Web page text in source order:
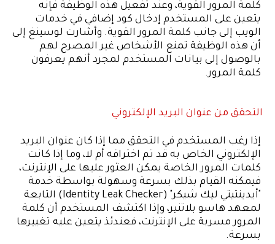
كلمة المرور القوية، وعند تفعيل هذه الوظيفة فإنه
يتعين على المستخدم إدخال كود إضافي في خدمات
الويب إلى جانب كلمة المرور القوية. وأشارت لوسينغ إلى
أن هذه الوظيفة تمنع الأشخاص غير المصرح لهم
بالوصول إلى بيانات المستخدم لمجرد أنهم يعرفون
كلمة المرور.
التحقق من عنوان البريد الإلكتروني
إذا رغب المستخدم في التحقق مما إذا كان عنوان البريد
الإلكتروني الخاص به قد تم اختراقه أم لا، وما إذا كانت
كلمات المرور الخاصة يمكن العثور عليها على الإنترنت،
فيمكنه القيام بذلك بسرعة وسهولة بواسطة خدمة
"أيدينتيتي ليك شيكر" (Identity Leak Checker) التابعة
لمعهد هاسو بلاتنير، وإذا اكتشف المستخدم أن كلمة
المرور مسربة على الإنترنت، فعندئذ يتعين عليه تغييرها
بسرعة.